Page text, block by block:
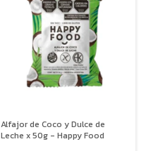
Alfajor de Coco y Dulce de
Leche x 50g - Happy Food